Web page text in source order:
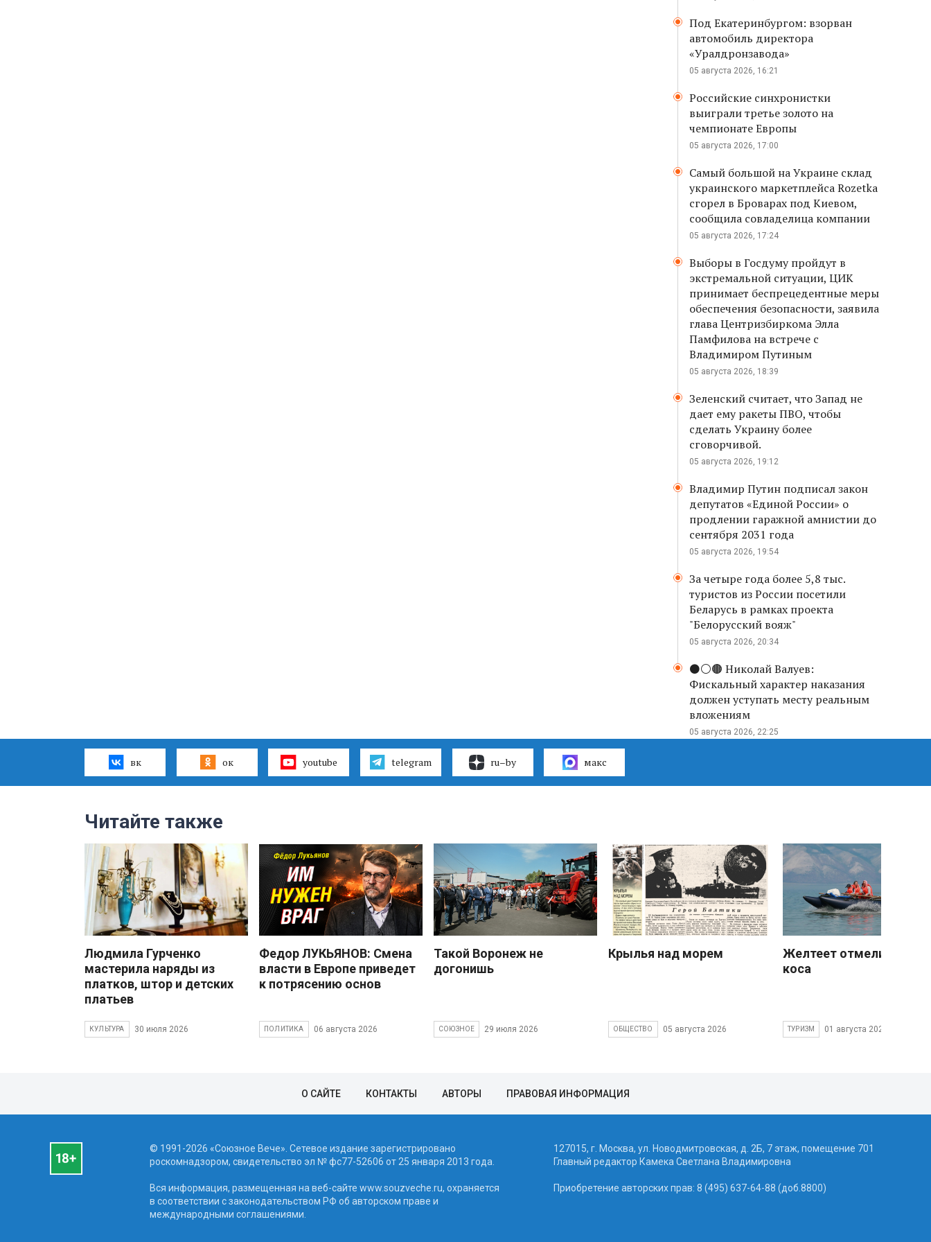
Под Екатеринбургом: взорван
автомобиль директора
«Уралдронзавода»
05 августа 2026, 16:21
Российские синхронистки
выиграли третье золото на
чемпионате Европы
05 августа 2026, 17:00
Самый большой на Украине склад
украинского маркетплейса Rozetka
сгорел в Броварах под Киевом,
сообщила совладелица компании
05 августа 2026, 17:24
Выборы в Госдуму пройдут в
экстремальной ситуации, ЦИК
принимает беспрецедентные меры
обеспечения безопасности, заявила
глава Центризбиркома Элла
Памфилова на встрече с
Владимиром Путиным
05 августа 2026, 18:39
Зеленский считает, что Запад не
дает ему ракеты ПВО, чтобы
сделать Украину более
сговорчивой.
05 августа 2026, 19:12
Владимир Путин подписал закон
депутатов «Единой России» о
продлении гаражной амнистии до
сентября 2031 года
05 августа 2026, 19:54
За четыре года более 5,8 тыс.
туристов из России посетили
Беларусь в рамках проекта
"Белорусский вояж"
05 августа 2026, 20:34
⚫️⚪️🟤 Николай Валуев:
Фискальный характер наказания
должен уступать месту реальным
вложениям
05 августа 2026, 22:25
вк ок youtube telegram ru–by макс
Читайте также
Людмила Гурченко
мастерила наряды из
платков, штор и детских
платьев
КУЛЬТУРА 30 июля 2026
Федор ЛУКЬЯНОВ: Смена
власти в Европе приведет
к потрясению основ
ПОЛИТИКА 06 августа 2026
Такой Воронеж не
догонишь
СОЮЗНОЕ 29 июля 2026
Крылья над морем
ОБЩЕСТВО 05 августа 2026
Желтеет отмели
коса
ТУРИЗМ 01 августа 2026
О САЙТЕ КОНТАКТЫ АВТОРЫ ПРАВОВАЯ ИНФОРМАЦИЯ
© 1991-2026 «Союзное Вече». Сетевое издание зарегистрировано
роскомнадзором, свидетельство эл № фc77-52606 от 25 января 2013 года.
Вся информация, размещенная на веб-сайте www.souzveche.ru, охраняется
в соответствии с законодательством РФ об авторском праве и
международными соглашениями.
127015, г. Москва, ул. Новодмитровская, д. 2Б, 7 этаж, помещение 701
Главный редактор Камека Светлана Владимировна
Приобретение авторских прав: 8 (495) 637-64-88 (доб.8800)